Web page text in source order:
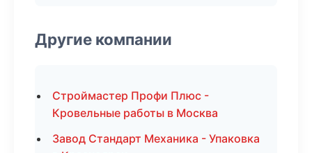
Другие компании
Строймастер Профи Плюс -
Кровельные работы в Москва
Завод Стандарт Механика - Упаковка